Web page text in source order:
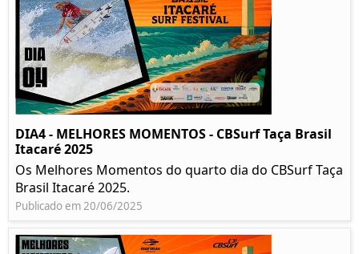
DIA4 - MELHORES MOMENTOS - CBSurf Taça Brasil
Itacaré 2025
Os Melhores Momentos do quarto dia do CBSurf Taça
Brasil Itacaré 2025.
Publicado em 20/06/2025